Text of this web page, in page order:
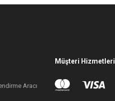
Aracı
Müşteri Hizmetleri